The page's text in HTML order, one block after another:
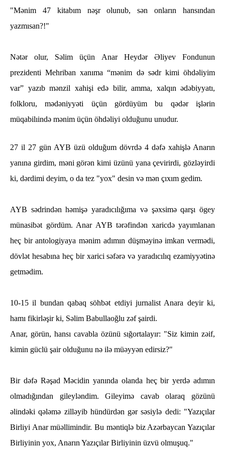
"Mənim 47 kitabım nəşr olunub, sən onların hansından
yazmısan?!"
Nətər olur, Səlim üçün Anar Heydər Əliyev Fondunun
prezidenti Mehriban xanıma “mənim də sədr kimi öhdəliyim
var” yazıb mənzil xahişi edə bilir, amma, xalqın ədəbiyyatı,
folkloru, mədəniyyəti üçün gördüyüm bu qədər işlərin
müqabilıində mənim üçün öhdəliyi olduğunu unudur.
27 il 27 gün AYB üzü olduğum dövrdə 4 dəfə xahişlə Anarın
yanına girdim, məni görən kimi üzünü yana çevirirdi, gözləyirdi
ki, dərdimi deyim, o da tez "yox" desin və mən çıxım gedim.
AYB sədrindən həmişə yaradıcılığıma və şəxsimə qarşı ögey
münasibət gördüm. Anar AYB tərəfindən xaricdə yayımlanan
heç bir antologiyaya mənim adımın düşməyinə imkan vermədi,
dövlət hesabına heç bir xarici səfərə və yaradıcılıq ezamiyyətinə
getmədim.
10-15 il bundan qabaq söhbət etdiyi jurnalist Anara deyir ki,
hamı fikirləşir ki, Səlim Babullaoğlu zəf şairdi.
Anar, görün, hansı cavabla özünü sığortalayır: "Siz kimin zəif,
kimin güclü şair olduğunu nə ilə müəyyən edirsiz?"
Bir dəfə Rəşad Məcidin yanında olanda heç bir yerdə adımın
olmadığından gileyləndim. Gileyimə cavab olaraq gözünü
əlindəki qələmə zilləyib hündürdən gər səsiylə dedi: "Yazıçılar
Birliyi Anar müəllimindir. Bu məntiqlə biz Azərbaycan Yazıçılar
Birliyinin yox, Anarın Yazıçılar Birliyinin üzvü olmuşuq."